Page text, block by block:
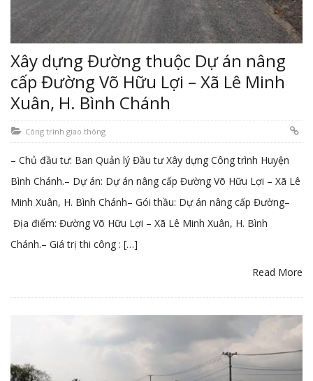
Xây dựng Đường thuộc Dự án nâng
cấp Đường Võ Hữu Lợi – Xã Lê Minh
Xuân, H. Bình Chánh
Công trình giao thông
– Chủ đầu tư: Ban Quản lý Đầu tư Xây dựng Công trình Huyện
Bình Chánh.– Dự án: Dự án nâng cấp Đường Võ Hữu Lợi – Xã Lê
Minh Xuân, H. Bình Chánh– Gói thầu: Dự án nâng cấp Đường–
Địa điểm: Đường Võ Hữu Lợi – Xã Lê Minh Xuân, H. Bình
Chánh.– Giá trị thi công : […]
Read More